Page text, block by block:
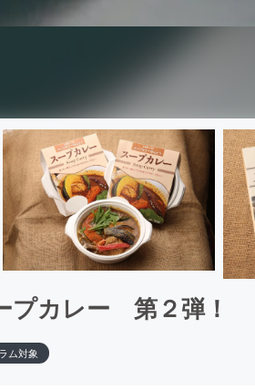
プカレー 第２弾！
ム対象